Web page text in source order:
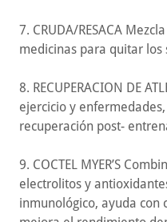
7. CRUDA/RESACA
medicinas para quitar
8. RECUPERACION DE
ejercicio y
recuperación post-
9. COCTEL MYER’S
electrolitos y
inmunológico, ayuda con